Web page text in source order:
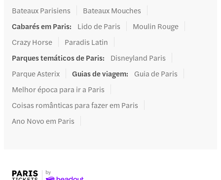
Bateaux Parisiens
Bateaux Mouches
Cabarés em Paris: Lido de Paris
Moulin Rouge
Crazy Horse
Paradis Latin
Parques temáticos de Paris:
Disneyland Paris
Parque Asterix
Guias de viagem:
Guia de Paris
Melhor época para ir a Paris
Coisas românticas para fazer em Paris
Ano Novo em Paris